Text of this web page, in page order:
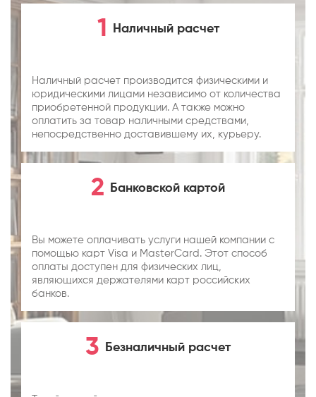
1 Наличный расчет
Наличный расчет производится физическими и
юридическими лицами независимо от количества
приобретенной продукции. А также можно
оплатить за товар наличными средствами,
непосредственно доставившему их, курьеру.
2 Банковской картой
Вы можете оплачивать услуги нашей компании с
помощью карт Visa и MasterCard. Этот способ
оплаты доступен для физических лиц,
являющихся держателями карт российских
банков.
3 Безналичный расчет
Перезвонить
MAX